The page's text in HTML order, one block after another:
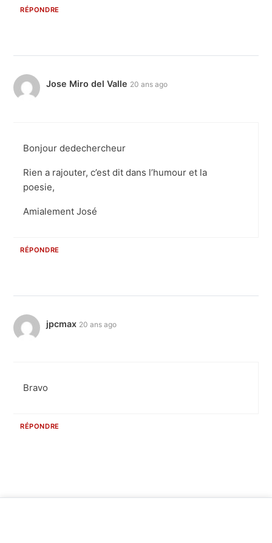
RÉPONDRE
Jose Miro del Valle 20 ans ago
Bonjour dedechercheur
Rien a rajouter, c’est dit dans l’humour et la
poesie,
Amialement José
RÉPONDRE
jpcmax 20 ans ago
Bravo
RÉPONDRE